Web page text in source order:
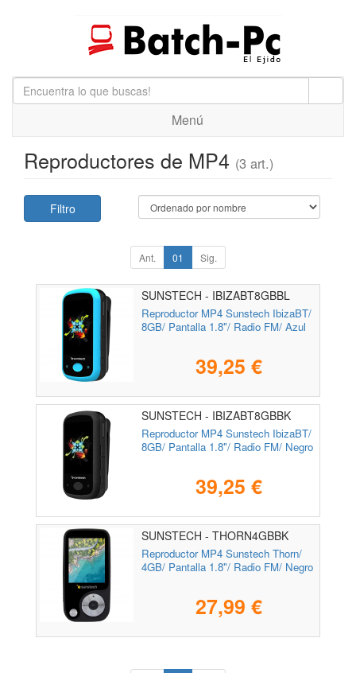
Menú
Reproductores de MP4 (3 art.)
Filtro
Ant. 01 Sig.
SUNSTECH - IBIZABT8GBBL
Reproductor MP4 Sunstech IbizaBT/
8GB/ Pantalla 1.8"/ Radio FM/ Azul
39,25 €
SUNSTECH - IBIZABT8GBBK
Reproductor MP4 Sunstech IbizaBT/
8GB/ Pantalla 1.8"/ Radio FM/ Negro
39,25 €
SUNSTECH - THORN4GBBK
Reproductor MP4 Sunstech Thorn/
4GB/ Pantalla 1.8"/ Radio FM/ Negro
27,99 €